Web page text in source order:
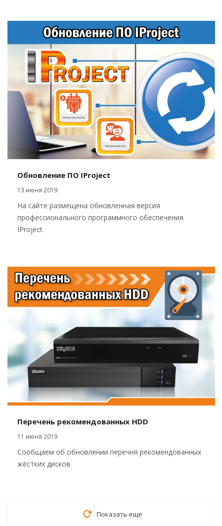
Обновление ПО IProject
13 июня 2019
На сайте размещена обновленная версия
профессионального программного обеспечения
IProject
Перечень рекомендованных HDD
11 июня 2019
Сообщаем об обновлении перечня рекомендованных
жёстких дисков
Показать еще